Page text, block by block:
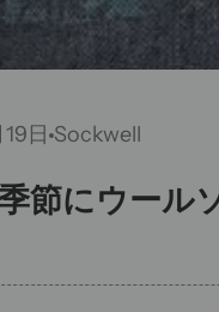
日 Sockwell
節にウール